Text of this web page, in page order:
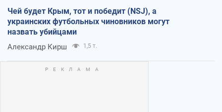
Чей будет Крым, тот и победит (NSJ), а
украинских футбольных чиновников могут
назвать убийцами
Александр Кирш 1,5 т.